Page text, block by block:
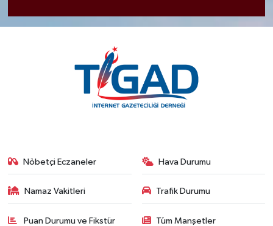
Nöbetçi Eczaneler Hava Durumu
Namaz Vakitleri Trafik Durumu
Puan Durumu ve Fikstür Tüm Manşetler